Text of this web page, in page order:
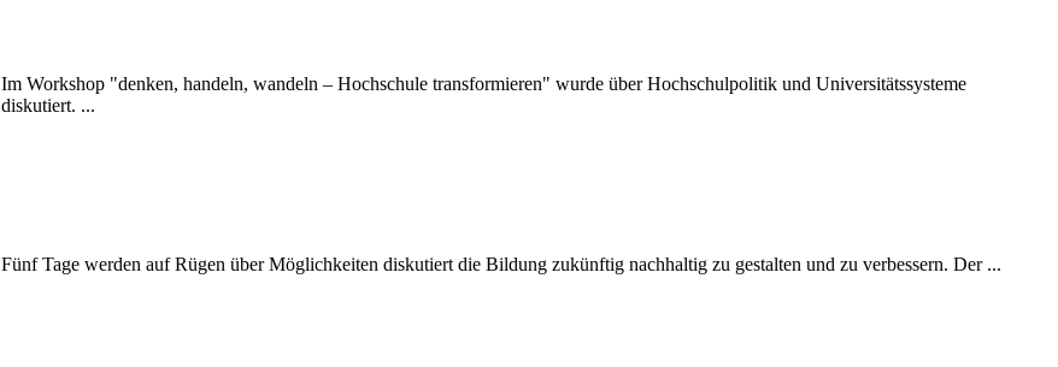
Im Workshop "denken, handeln, wandeln – Hochschule transformieren" wurde über Hochschulpolitik und Universitätssysteme
diskutiert. ...
Fünf Tage werden auf Rügen über Möglichkeiten diskutiert die Bildung zukünftig nachhaltig zu gestalten und zu verbessern. Der ...